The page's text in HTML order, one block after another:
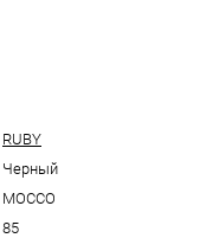
RUBY
Черный
MOCCO
85